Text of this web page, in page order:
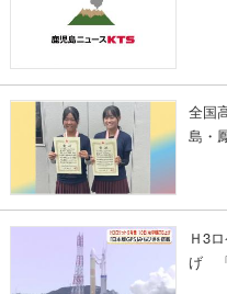
全国
島・
Ｈ3
げ 「